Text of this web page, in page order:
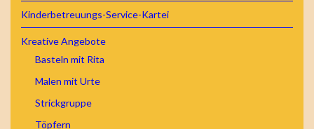
Kinderbetreuungs-Service-Kartei
Kreative Angebote
Basteln mit Rita
Malen mit Urte
Strickgruppe
Töpfern